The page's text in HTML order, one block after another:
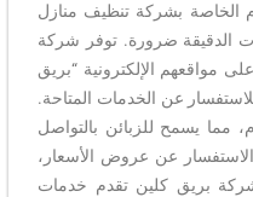
الخاصة بشركة تنظيف منازل
الدقيقة ضرورة. توفر شركة
مواقعهم الإلكترونية “بريق
عن الخدمات المتاحة.
مما يسمح للزبائن بالتواصل
عن عروض الأسعار،
شركة بريق كلين تقدم خدمات